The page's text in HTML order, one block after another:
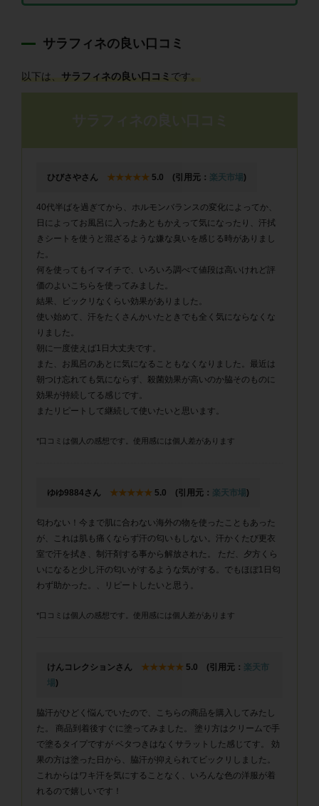
サラフィネの良い口コミ
以下は、 サラフィネの良い口コミ です。
ひびさやさん ★★★★★ 5.0 (引用元： 楽天市場)
40代半ばを過ぎてから、ホルモンバランスの変化によってか、
日によってお風呂に入ったあともかえって気になったり、汗拭
きシートを使うと混ざるような嫌な臭いを感じる時がありまし
た。
何を使ってもイマイチで、いろいろ調べて値段は高いけれど評
価のよいこちらを使ってみました。
結果、ビックリなくらい効果がありました。
使い始めて、汗をたくさんかいたときでも全く気にならなくな
りました。
朝に一度使えば1日大丈夫です。
また、お風呂のあとに気になることもなくなりました。最近は
朝つけ忘れても気にならず、殺菌効果が高いのか脇そのものに
効果が持続してる感じです。
またリピートして継続して使いたいと思います。
*口コミは個人の感想です。使用感には個人差があります
ゆゆ9884さん ★★★★★ 5.0 (引用元： 楽天市場)
匂わない！今まで肌に合わない海外の物を使ったこともあった
が、これは肌も痛くならず汗の匂いもしない。汗かくたび更衣
室で汗を拭き、制汗剤する事から解放された。 ただ、夕方くら
いになると少し汗の匂いがするような気がする。でもほぼ1日匂
わず助かった。、リピートしたいと思う。
*口コミは個人の感想です。使用感には個人差があります
けんコレクションさん ★★★★★ 5.0 (引用元： 楽天市
場)
脇汗がひどく悩んでいたので、こちらの商品を購入してみたし
た。 商品到着後すぐに塗ってみました。 塗り方はクリームで手
で塗るタイプですが ベタつきはなくサラットした感じてす。 効
果の方は塗った日から、脇汗が抑えられてビックリしました。
これからはワキ汗を気にすることなく、いろんな色の洋服が着
れるので嬉しいです！